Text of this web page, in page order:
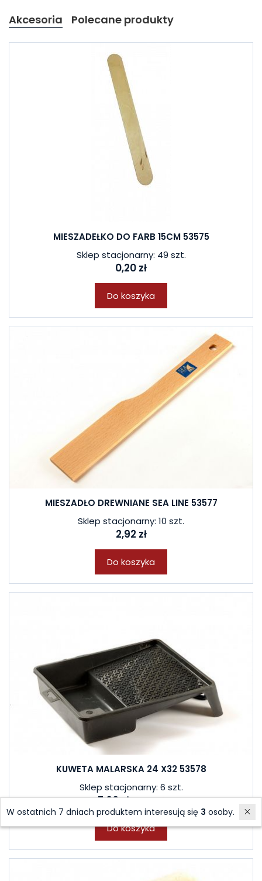
Akcesoria Polecane produkty
MIESZADEŁKO DO FARB 15CM 53575
Sklep stacjonarny: 49 szt.
0,20 zł
Do koszyka
MIESZADŁO DREWNIANE SEA LINE 53577
Sklep stacjonarny: 10 szt.
2,92 zł
Do koszyka
KUWETA MALARSKA 24 X32 53578
Sklep stacjonarny: 6 szt.
7,00 zł 8,00 zł
Do koszyka
W ostatnich 7 dniach produktem interesują się 3 osoby.